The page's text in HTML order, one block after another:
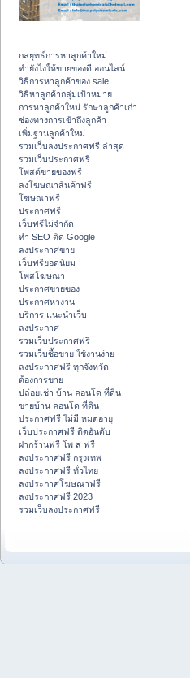
กลยุทธ์การหาลูกค้าใหม่
ทํายังไงให้ขายของดี ออนไลน์
วิธีการหาลูกค้าของ sale
วิธีหาลูกค้ากลุ่มเป้าหมาย
การหาลูกค้าใหม่ รักษาลูกค้าเก่า
ช่องทางการเข้าถึงลูกค้า
เพิ่มฐานลูกค้าใหม่
รวมเว็บลงประกาศฟรี ล่าสุด
รวมเว็บประกาศฟรี
โพสต์ขายของฟรี
ลงโฆษณาสินค้าฟรี
โฆษณาฟรี
ประกาศฟรี
เว็บฟรีไม่จำกัด
ทำ SEO ติด Google
ลงประกาศขาย
เว็บฟรียอดนิยม
โพสโฆษณา
ประกาศขายของ
ประกาศหางาน
บริการ แนะนำเว็บ
ลงประกาศ
รวมเว็บประกาศฟรี
รวมเว็บซื้อขาย ใช้งานง่าย
ลงประกาศฟรี ทุกจังหวัด
ต้องการขาย
ปล่อยเช่า บ้าน คอนโด ที่ดิน
ขายบ้าน คอนโด ที่ดิน
ประกาศฟรี ไม่มี หมดอายุ
เว็บประกาศฟรี ติดอันดับ
ฝากร้านฟรี โพ ส ฟรี
ลงประกาศฟรี กรุงเทพ
ลงประกาศฟรี ทั่วไทย
ลงประกาศโฆษณาฟรี
ลงประกาศฟรี 2023
รวมเว็บลงประกาศฟรี